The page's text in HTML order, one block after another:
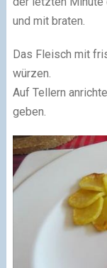
und mit braten.
Das Fleisch mit
würzen.
Auf Tellern
geben.